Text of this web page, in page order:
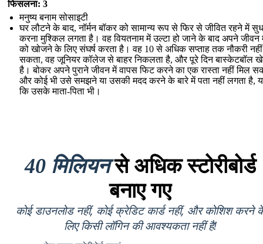
फिसलना: 3
मनुष्य बनाम सोसाइटी
घर लौटने के बाद, नॉर्मन बॉकर को सामान्य रूप से फिर से जीवित रहने में
करना मुश्किल लगता है। वह वियतनाम में उल्टा हो जाने के बाद अपने जीवन
को खोजने के लिए संघर्ष करता है। वह 10 से अधिक सप्ताह तक नौकरी
सकता, वह जूनियर कॉलेज से बाहर निकलता है, और पूरे दिन बास्केटबॉल
है। बोकर अपने पुराने जीवन में वापस फिट करने का एक रास्ता नहीं मिल
और कोई भी उसे समझने या उसकी मदद करने के बारे में पता नहीं लगता है,
कि उसके माता-पिता भी।
40 मिलियनसे अधिक स्टोरीबोर्ड
बनाए गए
कोई डाउनलोड नहीं, कोई क्रेडिट कार्ड नहीं, और कोशिश करने
लिए किसी लॉगिन की आवश्यकता नहीं है!